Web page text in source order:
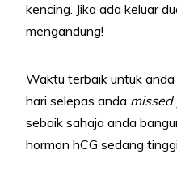
kencing. Jika ada keluar
mengandung!
Waktu terbaik untuk anda
hari selepas anda
sebaik sahaja anda
hormon hCG sedang